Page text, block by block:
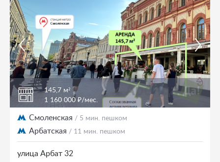
145,7 м²
1 160 000 ₽/мес.
Смоленская / 5 мин. пешком
Арбатская / 11 мин. пешком
улица Арбат 32